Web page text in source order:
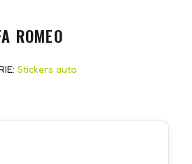
ROMEO
Stickers auto